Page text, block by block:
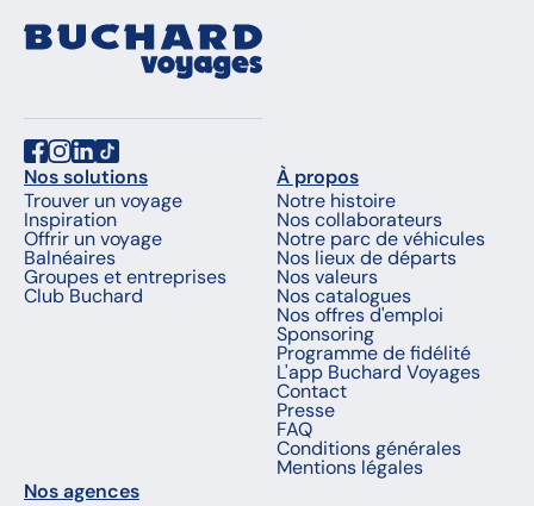
Nos solutions
Trouver un voyage
Inspiration
Offrir un voyage
Balnéaires
Groupes et entreprises
Club Buchard
À propos
Notre histoire
Nos collaborateurs
Notre parc de véhicules
Nos lieux de départs
Nos valeurs
Nos catalogues
Nos offres d'emploi
Sponsoring
Programme de fidélité
L'app Buchard Voyages
Contact
Presse
FAQ
Conditions générales
Mentions légales
Nos agences